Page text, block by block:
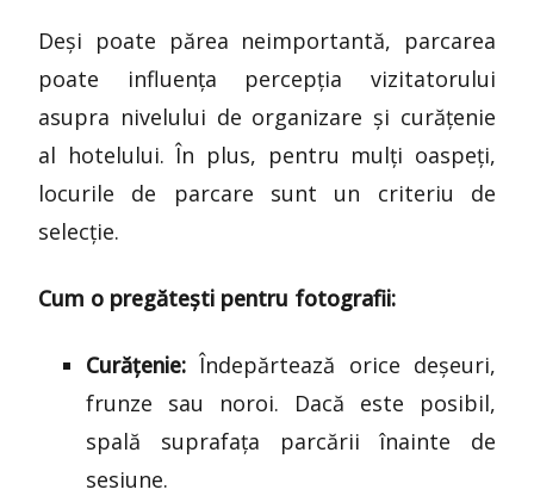
Deși poate părea neimportantă, parcarea
poate influența percepția vizitatorului
asupra nivelului de organizare și curățenie
al hotelului. În plus, pentru mulți oaspeți,
locurile de parcare sunt un criteriu de
selecție.
Cum o pregătești pentru fotografii:
Curățenie: Îndepărtează orice deșeuri,
frunze sau noroi. Dacă este posibil,
spală suprafața parcării înainte de
sesiune.